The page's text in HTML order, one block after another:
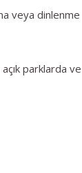
veya dinlenme
parklarda ve